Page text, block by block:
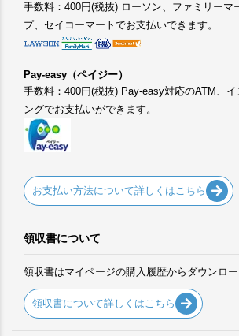
手数料：400円(税抜) ローソン、ファミリーマ
プ、セイコーマートでお支払いできます。
Pay-easy（ペイジー）
手数料：400円(税抜) Pay-easy対応のATM、
ングでお支払いができます。
お支払い方法について詳しくはこちら
領収書について
領収書はマイページの購入履歴からダウンロー
領収書について詳しくはこちら